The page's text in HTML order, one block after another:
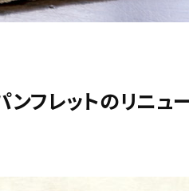
ンフレットのリニ